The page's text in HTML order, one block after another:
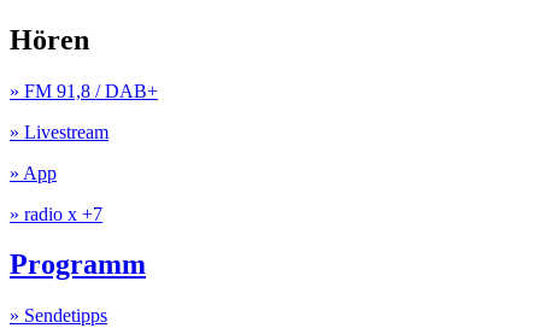
Hören
» FM 91,8 / DAB+
» Livestream
» App
» radio x +7
Programm
» Sendetipps